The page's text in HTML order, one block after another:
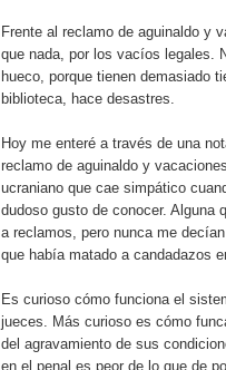
Frente al reclamo de aguinaldo y
que nada, por los vacíos legales.
hueco, porque tienen demasiado
biblioteca, hace desastres.
Hoy me enteré a través de una
reclamo de aguinaldo y
ucraniano que cae simpático
dudoso gusto de conocer. Alguna
a reclamos, pero nunca me
que había matado a candadazos
Es curioso cómo funciona el
jueces. Más curioso es cómo
del agravamiento de sus
en el penal es peor de lo que de